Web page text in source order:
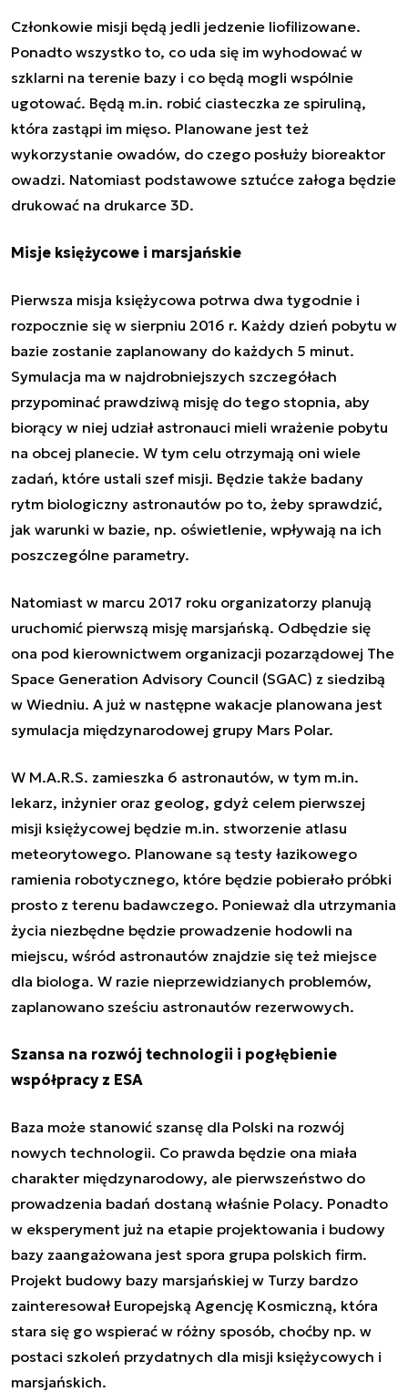
Członkowie misji będą jedli jedzenie liofilizowane.
Ponadto wszystko to, co uda się im wyhodować w
szklarni na terenie bazy i co będą mogli wspólnie
ugotować. Będą m.in. robić ciasteczka ze spiruliną,
która zastąpi im mięso. Planowane jest też
wykorzystanie owadów, do czego posłuży bioreaktor
owadzi. Natomiast podstawowe sztućce załoga będzie
drukować na drukarce 3D.
Misje księżycowe i marsjańskie
Pierwsza misja księżycowa potrwa dwa tygodnie i
rozpocznie się w sierpniu 2016 r. Każdy dzień pobytu w
bazie zostanie zaplanowany do każdych 5 minut.
Symulacja ma w najdrobniejszych szczegółach
przypominać prawdziwą misję do tego stopnia, aby
biorący w niej udział astronauci mieli wrażenie pobytu
na obcej planecie. W tym celu otrzymają oni wiele
zadań, które ustali szef misji. Będzie także badany
rytm biologiczny astronautów po to, żeby sprawdzić,
jak warunki w bazie, np. oświetlenie, wpływają na ich
poszczególne parametry.
Natomiast w marcu 2017 roku organizatorzy planują
uruchomić pierwszą misję marsjańską. Odbędzie się
ona pod kierownictwem organizacji pozarządowej The
Space Generation Advisory Council (SGAC) z siedzibą
w Wiedniu. A już w następne wakacje planowana jest
symulacja międzynarodowej grupy Mars Polar.
W M.A.R.S. zamieszka 6 astronautów, w tym m.in.
lekarz, inżynier oraz geolog, gdyż celem pierwszej
misji księżycowej będzie m.in. stworzenie atlasu
meteorytowego. Planowane są testy łazikowego
ramienia robotycznego, które będzie pobierało próbki
prosto z terenu badawczego. Ponieważ dla utrzymania
życia niezbędne będzie prowadzenie hodowli na
miejscu, wśród astronautów znajdzie się też miejsce
dla biologa. W razie nieprzewidzianych problemów,
zaplanowano sześciu astronautów rezerwowych.
Szansa na rozwój technologii i pogłębienie
współpracy z ESA
Baza może stanowić szansę dla Polski na rozwój
nowych technologii. Co prawda będzie ona miała
charakter międzynarodowy, ale pierwszeństwo do
prowadzenia badań dostaną właśnie Polacy. Ponadto
w eksperyment już na etapie projektowania i budowy
bazy zaangażowana jest spora grupa polskich firm.
Projekt budowy bazy marsjańskiej w Turzy bardzo
zainteresował Europejską Agencję Kosmiczną, która
stara się go wspierać w różny sposób, choćby np. w
postaci szkoleń przydatnych dla misji księżycowych i
marsjańskich.